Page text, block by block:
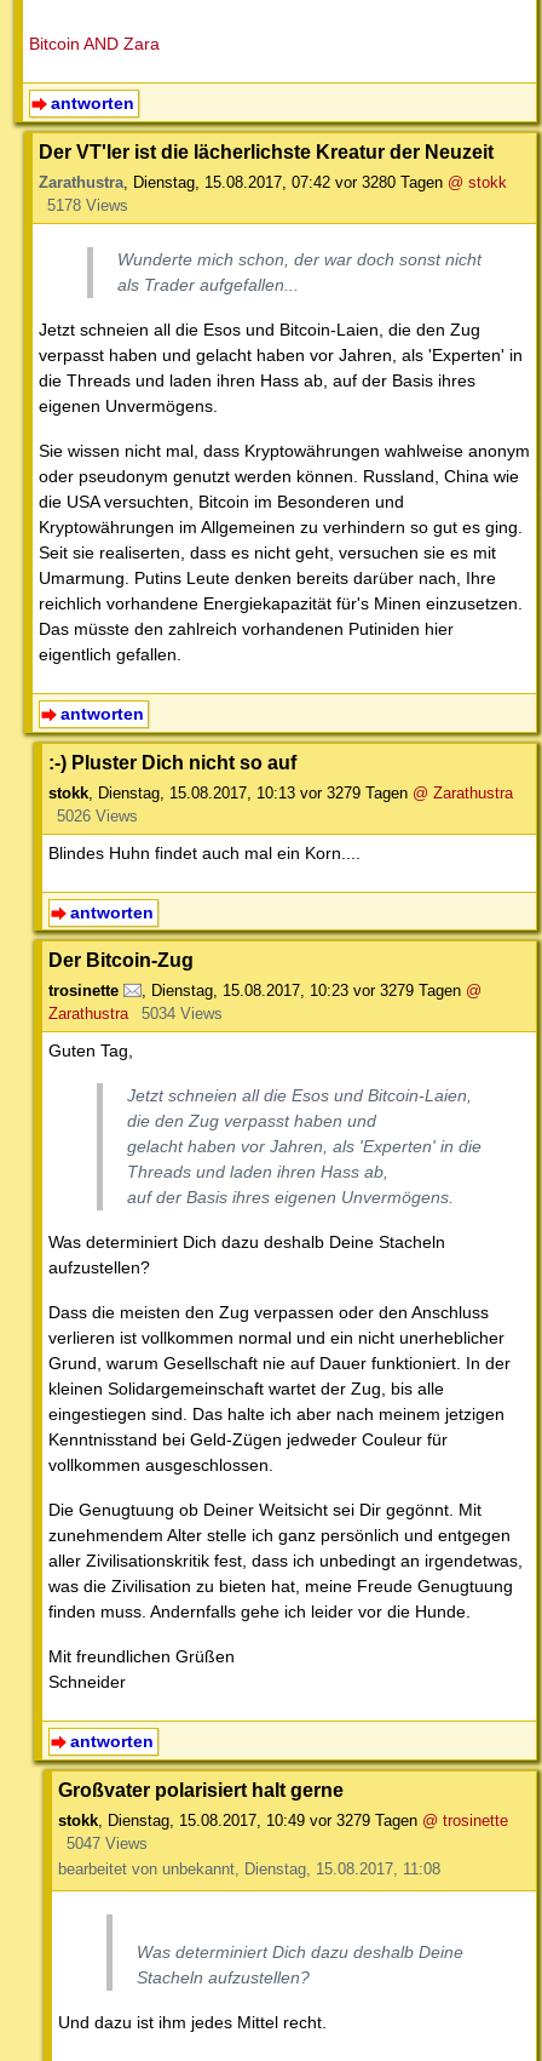
Bitcoin AND Zara
antworten
Der VT'ler ist die lächerlichste Kreatur der Neuzeit
Zarathustra Dienstag, 15.08.2017, 07:42 vor 3280 Tagen @ stokk
5178 Views
Wunderte mich schon, der war doch sonst nicht
als Trader aufgefallen...
Jetzt schneien all die Esos und Bitcoin-Laien, die den Zug
verpasst haben und gelacht haben vor Jahren, als 'Experten' in
die Threads und laden ihren Hass ab, auf der Basis ihres
eigenen Unvermögens.
Sie wissen nicht mal, dass Kryptowährungen wahlweise anonym
oder pseudonym genutzt werden können. Russland, China wie
die USA versuchten, Bitcoin im Besonderen und
Kryptowährungen im Allgemeinen zu verhindern so gut es ging.
Seit sie realiserten, dass es nicht geht, versuchen sie es mit
Umarmung. Putins Leute denken bereits darüber nach, Ihre
reichlich vorhandene Energiekapazität für's Minen einzusetzen.
Das müsste den zahlreich vorhandenen Putiniden hier
eigentlich gefallen.
antworten
:-) Pluster Dich nicht so auf
stokk Dienstag, 15.08.2017, 10:13 vor 3279 Tagen @ Zarathustra
5026 Views
Blindes Huhn findet auch mal ein Korn....
antworten
Der Bitcoin-Zug
trosinette , Dienstag, 15.08.2017, 10:23 vor 3279 Tagen @
Zarathustra
5034 Views
Guten Tag,
Jetzt schneien all die Esos und Bitcoin-Laien,
die den Zug verpasst haben und
gelacht haben vor Jahren, als 'Experten' in die
Threads und laden ihren Hass ab,
auf der Basis ihres eigenen Unvermögens.
Was determiniert Dich dazu deshalb Deine Stacheln
aufzustellen?
Dass die meisten den Zug verpassen oder den Anschluss
verlieren ist vollkommen normal und ein nicht unerheblicher
Grund, warum Gesellschaft nie auf Dauer funktioniert. In der
kleinen Solidargemeinschaft wartet der Zug, bis alle
eingestiegen sind. Das halte ich aber nach meinem jetzigen
Kenntnisstand bei Geld-Zügen jedweder Couleur für
vollkommen ausgeschlossen.
Die Genugtuung ob Deiner Weitsicht sei Dir gegönnt. Mit
zunehmendem Alter stelle ich ganz persönlich und entgegen
aller Zivilisationskritik fest, dass ich unbedingt an irgendetwas,
was die Zivilisation zu bieten hat, meine Freude Genugtuung
finden muss. Andernfalls gehe ich leider vor die Hunde.
Mit freundlichen Grüßen
Schneider
antworten
Großvater polarisiert halt gerne
stokk, Dienstag, 15.08.2017, 10:49 vor 3279 Tagen @ trosinette
5047 Views
bearbeitet von unbekannt, Dienstag, 15.08.2017, 11:08
Was determiniert Dich dazu deshalb Deine
Stacheln aufzustellen?
Und dazu ist ihm jedes Mittel recht.